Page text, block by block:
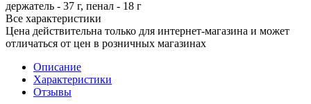
держатель - 37 г, пенал - 18 г
Все характеристики
Цена действительна только для интернет-магазина и может
отличаться от цен в розничных магазинах
Описание
Характеристики
Отзывы